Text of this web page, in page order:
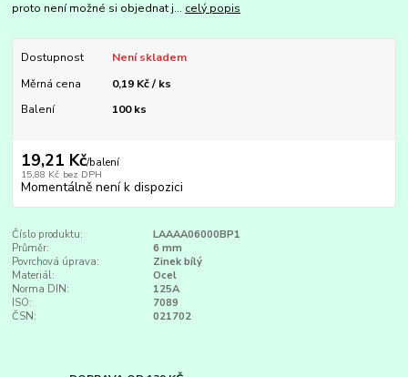
proto není možné si objednat j... celý popis
Dostupnost
Není skladem
Měrná cena
0,19 Kč / ks
Balení
100 ks
19,21 Kč/balení
15,88 Kč bez DPH
Momentálně není k dispozici
Číslo produktu:
LAAAA06000BP1
Průměr:
6 mm
Povrchová úprava:
Zinek bílý
Materiál:
Ocel
Norma DIN:
125A
ISO:
7089
ČSN:
021702